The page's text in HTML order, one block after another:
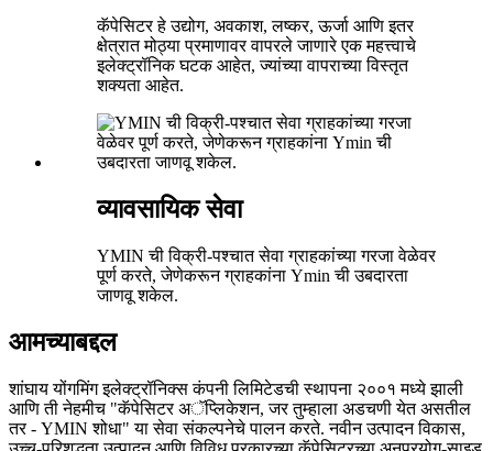
कॅपेसिटर हे उद्योग, अवकाश, लष्कर, ऊर्जा आणि इतर
क्षेत्रात मोठ्या प्रमाणावर वापरले जाणारे एक महत्त्वाचे
इलेक्ट्रॉनिक घटक आहेत, ज्यांच्या वापराच्या विस्तृत
शक्यता आहेत.
व्यावसायिक सेवा
YMIN ची विक्री-पश्चात सेवा ग्राहकांच्या गरजा वेळेवर
पूर्ण करते, जेणेकरून ग्राहकांना Ymin ची उबदारता
जाणवू शकेल.
आमच्याबद्दल
शांघाय योंगमिंग इलेक्ट्रॉनिक्स कंपनी लिमिटेडची स्थापना २००१ मध्ये झाली
आणि ती नेहमीच "कॅपेसिटर अॅप्लिकेशन, जर तुम्हाला अडचणी येत असतील
तर - YMIN शोधा" या सेवा संकल्पनेचे पालन करते. नवीन उत्पादन विकास,